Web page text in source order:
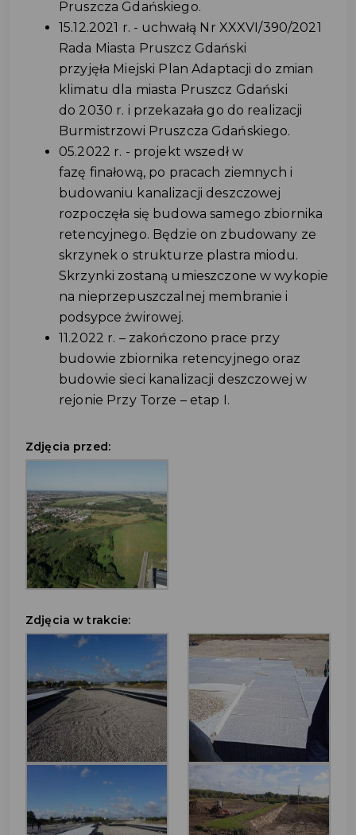
Pruszcza Gdańskiego.
15.12.2021 r. - uchwałą Nr XXXVI/390/2021
Rada Miasta Pruszcz Gdański
przyjęła Miejski Plan Adaptacji do zmian
klimatu dla miasta Pruszcz Gdański
do 2030 r. i przekazała go do realizacji
Burmistrzowi Pruszcza Gdańskiego.
05.2022 r. - projekt wszedł w
fazę finałową, po pracach ziemnych i
budowaniu kanalizacji deszczowej
rozpoczęła się budowa samego zbiornika
retencyjnego. Będzie on zbudowany ze
skrzynek o strukturze plastra miodu.
Skrzynki zostaną umieszczone w wykopie
na nieprzepuszczalnej membranie i
podsypce żwirowej.
11.2022 r. – zakończono prace przy
budowie zbiornika retencyjnego oraz
budowie sieci kanalizacji deszczowej w
rejonie Przy Torze – etap I.
Zdjęcia przed:
Zdjęcia w trakcie: